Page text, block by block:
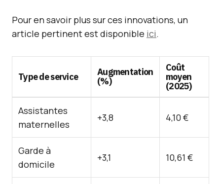
Pour en savoir plus sur ces innovations, un
article pertinent est disponible ici.
Type de service
Augmentation
(%)
Coût
moyen
(2025)
Assistantes
maternelles
+3,8 4,10 €
Garde à
domicile
+3,1 10,61 €